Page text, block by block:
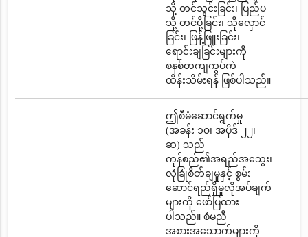
သို့ တင်သွင်းခြင်း၊ ပြည်ပ
သို့ တင်ပို့ခြင်း၊ သိုလှောင်
ခြင်း၊ ဖြန့်ဖြူးခြင်း၊
ရောင်းချခြင်းများကို
စနစ်တကျကွပ်ကဲ
ထိန်းသိမ်းရန် ဖြစ်ပါသည်။
ဤစီမံဆောင်ရွက်မှု
(အခန်း ၁၀၊ အပိုဒ် ၂၂၊
ဆ) သည်
ကုန်စည်၏အရည်အသွေး၊
လုံခြုံစိတ်ချမှုနှင့် စွမ်း
ဆောင်ရည်ရှိမှုလိုအပ်ချက်
များကို ဖော်ပြထား
ပါသည်။ စံမညီ
အစားအသောက်များကို